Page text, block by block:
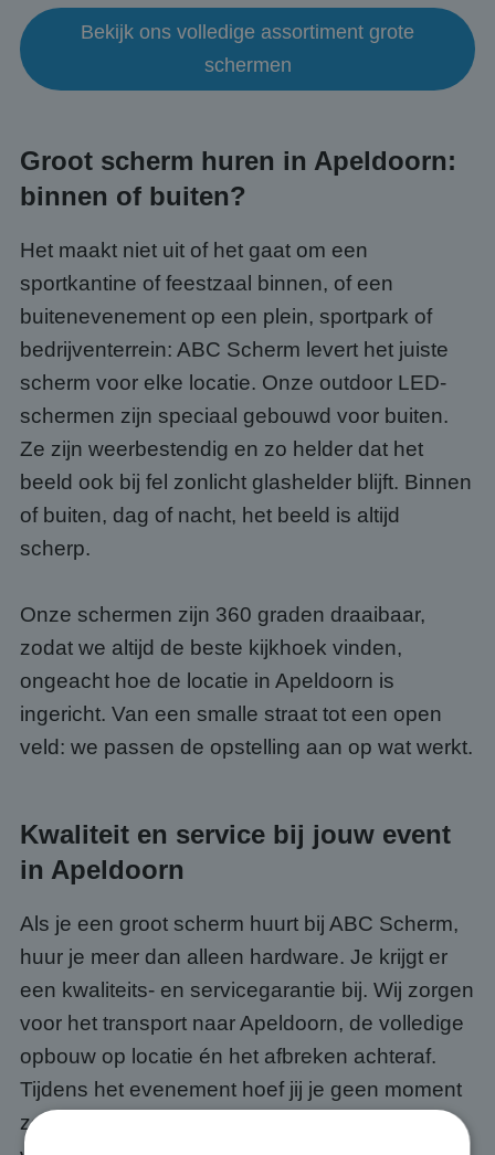
Bekijk ons volledige assortiment grote
schermen
Groot scherm huren in Apeldoorn:
binnen of buiten?
Het maakt niet uit of het gaat om een
sportkantine of feestzaal binnen, of een
buitenevenement op een plein, sportpark of
bedrijventerrein: ABC Scherm levert het juiste
scherm voor elke locatie. Onze outdoor LED-
schermen zijn speciaal gebouwd voor buiten.
Ze zijn weerbestendig en zo helder dat het
beeld ook bij fel zonlicht glashelder blijft. Binnen
of buiten, dag of nacht, het beeld is altijd
scherp.
Onze schermen zijn 360 graden draaibaar,
zodat we altijd de beste kijkhoek vinden,
ongeacht hoe de locatie in Apeldoorn is
ingericht. Van een smalle straat tot een open
veld: we passen de opstelling aan op wat werkt.
Kwaliteit en service bij jouw event
in Apeldoorn
Als je een groot scherm huurt bij ABC Scherm,
huur je meer dan alleen hardware. Je krijgt er
een kwaliteits- en servicegarantie bij. Wij zorgen
voor het transport naar Apeldoorn, de volledige
opbouw op locatie én het afbreken achteraf.
Tijdens het evenement hoef jij je geen moment
zorgen te maken over de techniek, dat is ónze